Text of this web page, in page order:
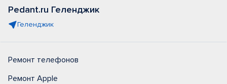
Pedant.ru Геленджик
Геленджик
Ремонт телефонов
Ремонт Apple